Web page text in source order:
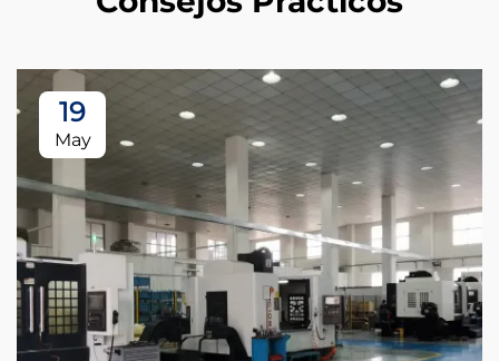
19
May